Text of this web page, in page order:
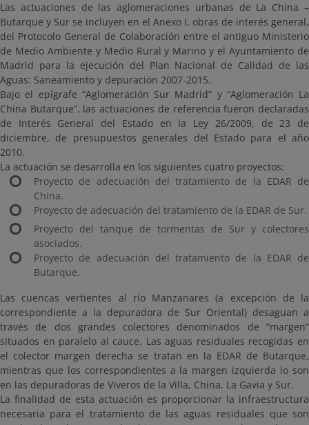
Las actuaciones de las aglomeraciones urbanas de La China –
Butarque y Sur se incluyen en el Anexo I, obras de interés general,
del Protocolo General de Colaboración entre el antiguo Ministerio
de Medio Ambiente y Medio Rural y Marino y el Ayuntamiento de
Madrid para la ejecución del Plan Nacional de Calidad de las
Aguas: Saneamiento y depuración 2007-2015.
Bajo el epígrafe “Aglomeración Sur Madrid” y “Aglomeración La
China Butarque”, las actuaciones de referencia fueron declaradas
de Interés General del Estado en la Ley 26/2009, de 23 de
diciembre, de presupuestos generales del Estado para el año
2010.
La actuación se desarrolla en los siguientes cuatro proyectos:
Proyecto de adecuación del tratamiento de la EDAR de
China.
Proyecto de adecuación del tratamiento de la EDAR de Sur.
Proyecto del tanque de tormentas de Sur y colectores
asociados.
Proyecto de adecuación del tratamiento de la EDAR de
Butarque.
Las cuencas vertientes al río Manzanares (a excepción de la
correspondiente a la depuradora de Sur Oriental) desaguan a
través de dos grandes colectores denominados de “margen”
situados en paralelo al cauce. Las aguas residuales recogidas en
el colector margen derecha se tratan en la EDAR de Butarque,
mientras que los correspondientes a la margen izquierda lo son
en las depuradoras de Viveros de la Villa, China, La Gavia y Sur.
La finalidad de esta actuación es proporcionar la infraestructura
necesaria para el tratamiento de las aguas residuales que son